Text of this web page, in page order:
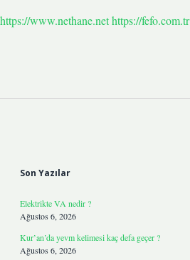
https://www.nethane.nethttps://fefo.com.tr
Son Yazılar
Elektrikte VA nedir ?
Ağustos 6, 2026
Kur’an’da yevm kelimesi kaç defa geçer ?
Ağustos 6, 2026